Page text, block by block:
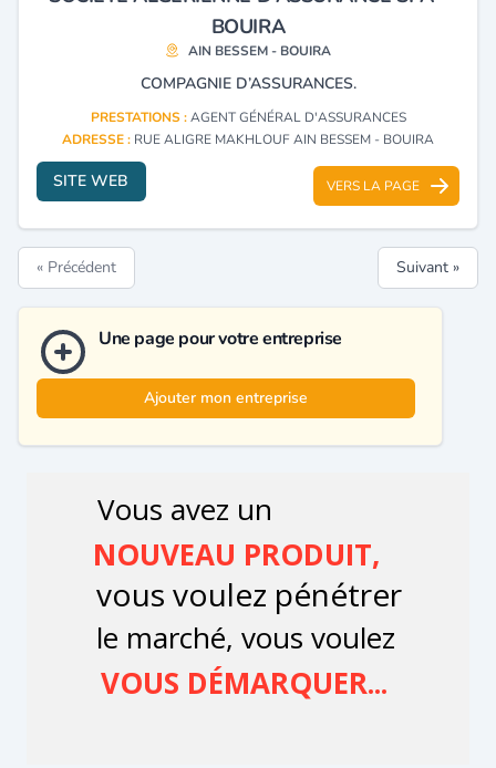
BOUIRA
AIN BESSEM - BOUIRA
COMPAGNIE D’ASSURANCES.
PRESTATIONS :AGENT GÉNÉRAL D'ASSURANCES
ADRESSE : RUE ALIGRE MAKHLOUF AIN BESSEM - BOUIRA
SITE WEB VERS LA PAGE
« Précédent Suivant »
Une page pour votre entreprise
Ajouter mon entreprise